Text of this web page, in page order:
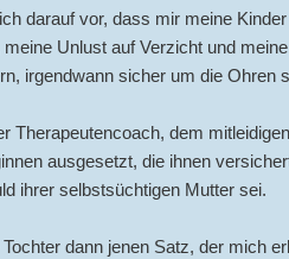
darauf vor, dass mir meine
Unlust auf Verzicht und
irgendwann sicher um die Ohren
Therapeutencoach, dem
ausgesetzt, die ihnen
ihrer selbstsüchtigen Mutter sei.
dann jenen Satz, der mich